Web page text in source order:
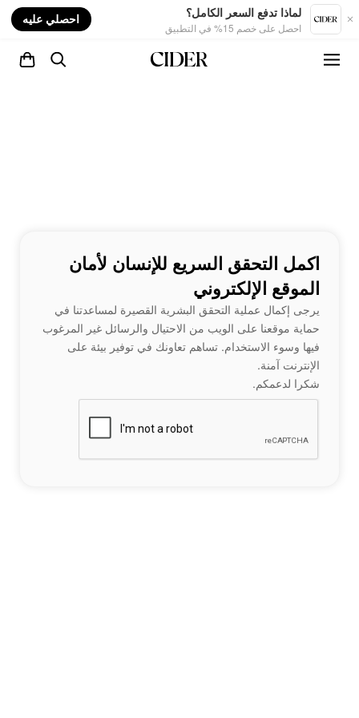
لماذا تدفع السعر الكامل؟
احصل على خصم 15% في التطبيق
احصلي عليه
اكمل التحقق السريع للإنسان لأمان
الموقع الإلكتروني
يرجى إكمال عملية التحقق البشرية القصيرة لمساعدتنا في
حماية موقعنا على الويب من الاحتيال والرسائل غير المرغوب
فيها وسوء الاستخدام. تساهم تعاونك في توفير بيئة على
الإنترنت آمنة.
شكرا لدعمكم.